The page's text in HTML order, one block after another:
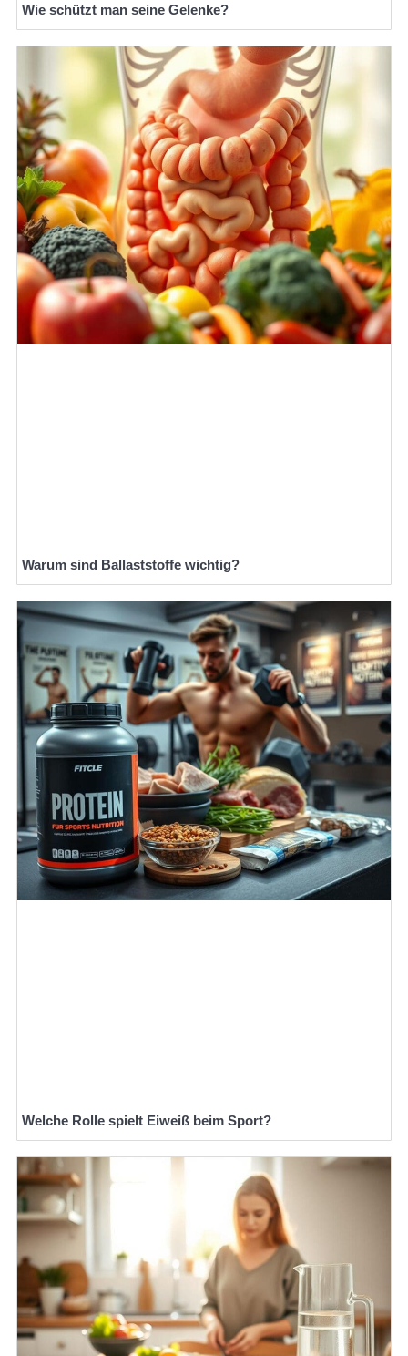
Wie schützt man seine Gelenke?
Warum sind Ballaststoffe wichtig?
Welche Rolle spielt Eiweiß beim Sport?